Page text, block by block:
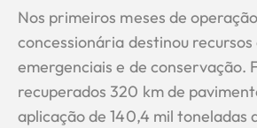
Nos primeiros meses de
concessionária destinou recursos
emergenciais e de conservação.
recuperados 320 km de
aplicação de 140,4 mil toneladas